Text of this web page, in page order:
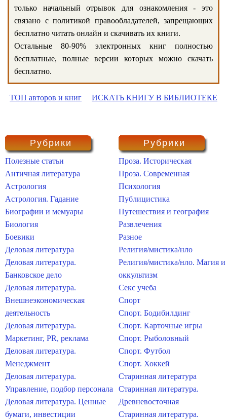
только начальный отрывок для ознакомления - это
связано с политикой правообладателей, запрещающих
бесплатно читать онлайн и скачивать их книги.
Остальные 80-90% электронных книг полностью
бесплатные, полные версии которых можно скачать
бесплатно.
ТОП авторов и книг ИСКАТЬ КНИГУ В БИБЛИОТЕКЕ
Рубрики
Полезные статьи
Античная литература
Астрология
Астрология. Гадание
Биографии и мемуары
Биология
Боевики
Деловая литература
Деловая литература.
Банковское дело
Деловая литература.
Внешнеэкономическая
деятельность
Деловая литература.
Маркетинг, PR, реклама
Деловая литература.
Менеджмент
Деловая литература.
Управление, подбор персонала
Деловая литература. Ценные
бумаги, инвестиции
Рубрики
Проза. Историческая
Проза. Современная
Психология
Публицистика
Путешествия и география
Развлечения
Разное
Религия/мистика/нло
Религия/мистика/нло. Магия и
оккультизм
Секс учеба
Спорт
Спорт. Бодибилдинг
Спорт. Карточные игры
Спорт. Рыболовный
Спорт. Футбол
Спорт. Хоккей
Старинная литература
Старинная литература.
Древневосточная
Старинная литература.